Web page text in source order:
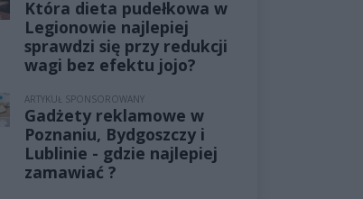
Która dieta pudełkowa w
Legionowie najlepiej
sprawdzi się przy redukcji
wagi bez efektu jojo?
ARTYKUŁ SPONSOROWANY
Gadżety reklamowe w
Poznaniu, Bydgoszczy i
Lublinie - gdzie najlepiej
zamawiać ?